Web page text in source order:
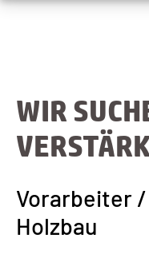
WIR
Vorarbeiter
Holzbau